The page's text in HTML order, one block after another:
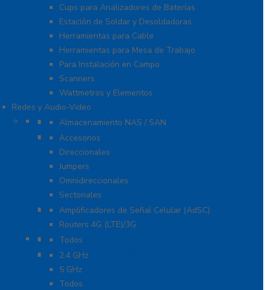
Cups para Analizadores de Baterías
Estación de Soldar y Desoldadoras
Herramientas para Cable
Herramientas para Mesa de Trabajo
Para Instalación en Campo
Scanners
Wattmetros y Elementos
Redes y Audio-Video
Almacenamiento NAS / SAN y Servidores
Almacenamiento NAS / SAN
Antenas
Accesorios
Direccionales
Jumpers
Omnidireccionales
Sectoriales
Cobertura para Celular 4G LTE, 3G y Voz
Amplificadores de Señal Celular (AdSC)
Routers 4G (LTE)/3G
Enlaces de Backhaul
Todos
Enlaces PtP y PtMP
2.4 GHz
5 GHz
Todos